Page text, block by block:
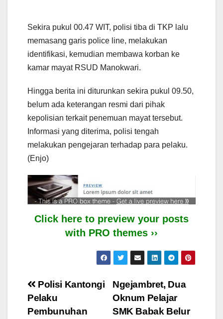
Sekira pukul 00.47 WIT, polisi tiba di TKP lalu
memasang garis police line, melakukan
identifikasi, kemudian membawa korban ke
kamar mayat RSUD Manokwari.
Hingga berita ini diturunkan sekira pukul 09.50,
belum ada keterangan resmi dari pihak
kepolisian terkait penemuan mayat tersebut.
Informasi yang diterima, polisi tengah
melakukan pengejaran terhadap para pelaku.
(Enjo)
Click here to preview your posts
with PRO themes ››
Post
navigation
Ngejambret, Dua
Oknum Pelajar
SMK Babak Belur
Polisi Kantongi
Pelaku
Pembunuhan